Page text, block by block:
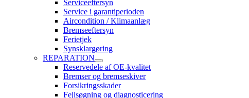
Serviceeftersyn
Service i garantiperioden
Aircondition / Klimaanlæg
Bremseeftersyn
Ferietjek
Synsklargøring
REPARATION
Reservedele af OE-kvalitet
Bremser og bremseskiver
Forsikringsskader
Fejlsøgning og diagnosticering